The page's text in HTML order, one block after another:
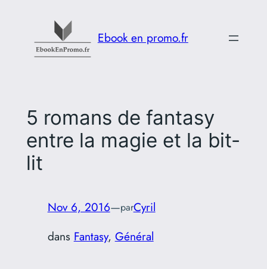
contenu
Ebook en promo.fr
5 romans de fantasy
entre la magie et la bit-
lit
Nov 6, 2016—parCyril
dans Fantasy, Général